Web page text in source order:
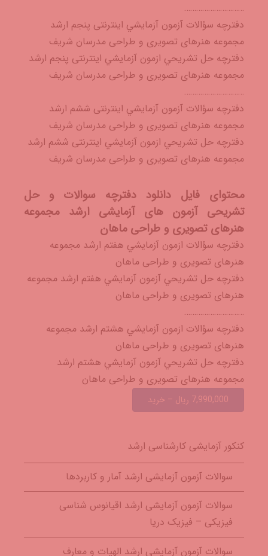
…………………………
دفترچه سؤالات آزمون آزمايشي اینترنتی پنجم ارشد
مجموعه هنرهای تصویری و طراحی مدرسان شریف
دفترچه حل تشريحي ازمون آزمايشي اینترنتی پنجم ارشد
مجموعه هنرهای تصویری و طراحی مدرسان شریف
…………………………
دفترچه سؤالات آزمون آزمايشي اینترنتی ششم ارشد
مجموعه هنرهای تصویری و طراحی مدرسان شریف
دفترچه حل تشريحي ازمون آزمايشي اینترنتی ششم ارشد
مجموعه هنرهای تصویری و طراحی مدرسان شریف
محتوای فایل دانلود دفترچه سوالات و حل
تشریحی آزمون های آزمایشی ارشد مجموعه
هنرهای تصویری و طراحی ماهان
دفترچه سؤالات ازمون آزمايشي هفتم ارشد مجموعه
هنرهای تصویری و طراحی ماهان
دفترچه حل تشريحي آزمون آزمايشي هفتم ارشد مجموعه
هنرهای تصویری و طراحی ماهان
…………………………
دفترچه سؤالات ازمون آزمايشي هشتم ارشد مجموعه
هنرهای تصویری و طراحی ماهان
دفترچه حل تشريحي آزمون آزمايشي هشتم ارشد
مجموعه هنرهای تصویری و طراحی ماهان
7,990,000 ریال – خرید
کنکور آزمایشی کارشناسی ارشد
سوالات آزمون آزمایشی ارشد آمار و کاربردها
سوالات آزمون آزمایشی ارشد اقیانوس شناسی
فیزیکی – فیزیک دریا
سوالات آزمون آزمایشی ارشد الهیات و معارف